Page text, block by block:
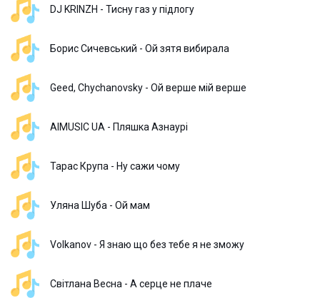
DJ KRINZH - Тисну газ у підлогу
Борис Сичевський - Ой зятя вибирала
Geed, Chychanovsky - Ой верше мій верше
AIMUSIC UA - Пляшка Азнаурі
Тарас Крупа - Ну сажи чому
Уляна Шуба - Ой мам
Volkanov - Я знаю що без тебе я не зможу
Світлана Весна - А серце не плаче